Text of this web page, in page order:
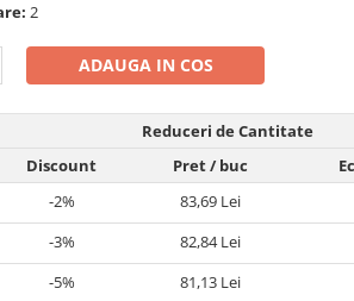
2
ADAUGA IN COS
Reduceri de Cantitate
Discount Pret/ buc
-2% 83,69 Lei
-3% 82,84 Lei
-5% 81,13 Lei